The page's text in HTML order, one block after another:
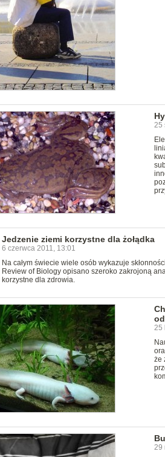
25
Jedzenie ziemi korzystne dla żołądka
6 czerwca 2011, 13:01
Na całym świecie wiele osób wykazuje
Review of Biology opisano szeroko zakrojoną
korzystne dla zdrowia.
25
że
29